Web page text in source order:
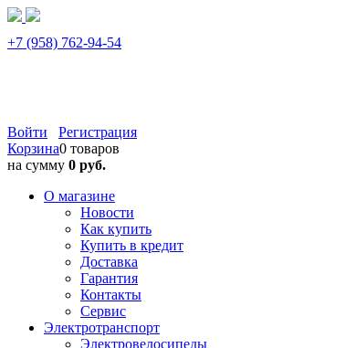
+7 (958) 762-94-54
Войти
Регистрация
Корзина0 товаров
на сумму 0 руб.
О магазине
Новости
Как купить
Купить в кредит
Доставка
Гарантия
Контакты
Сервис
Электротранспорт
Электровелосипеды